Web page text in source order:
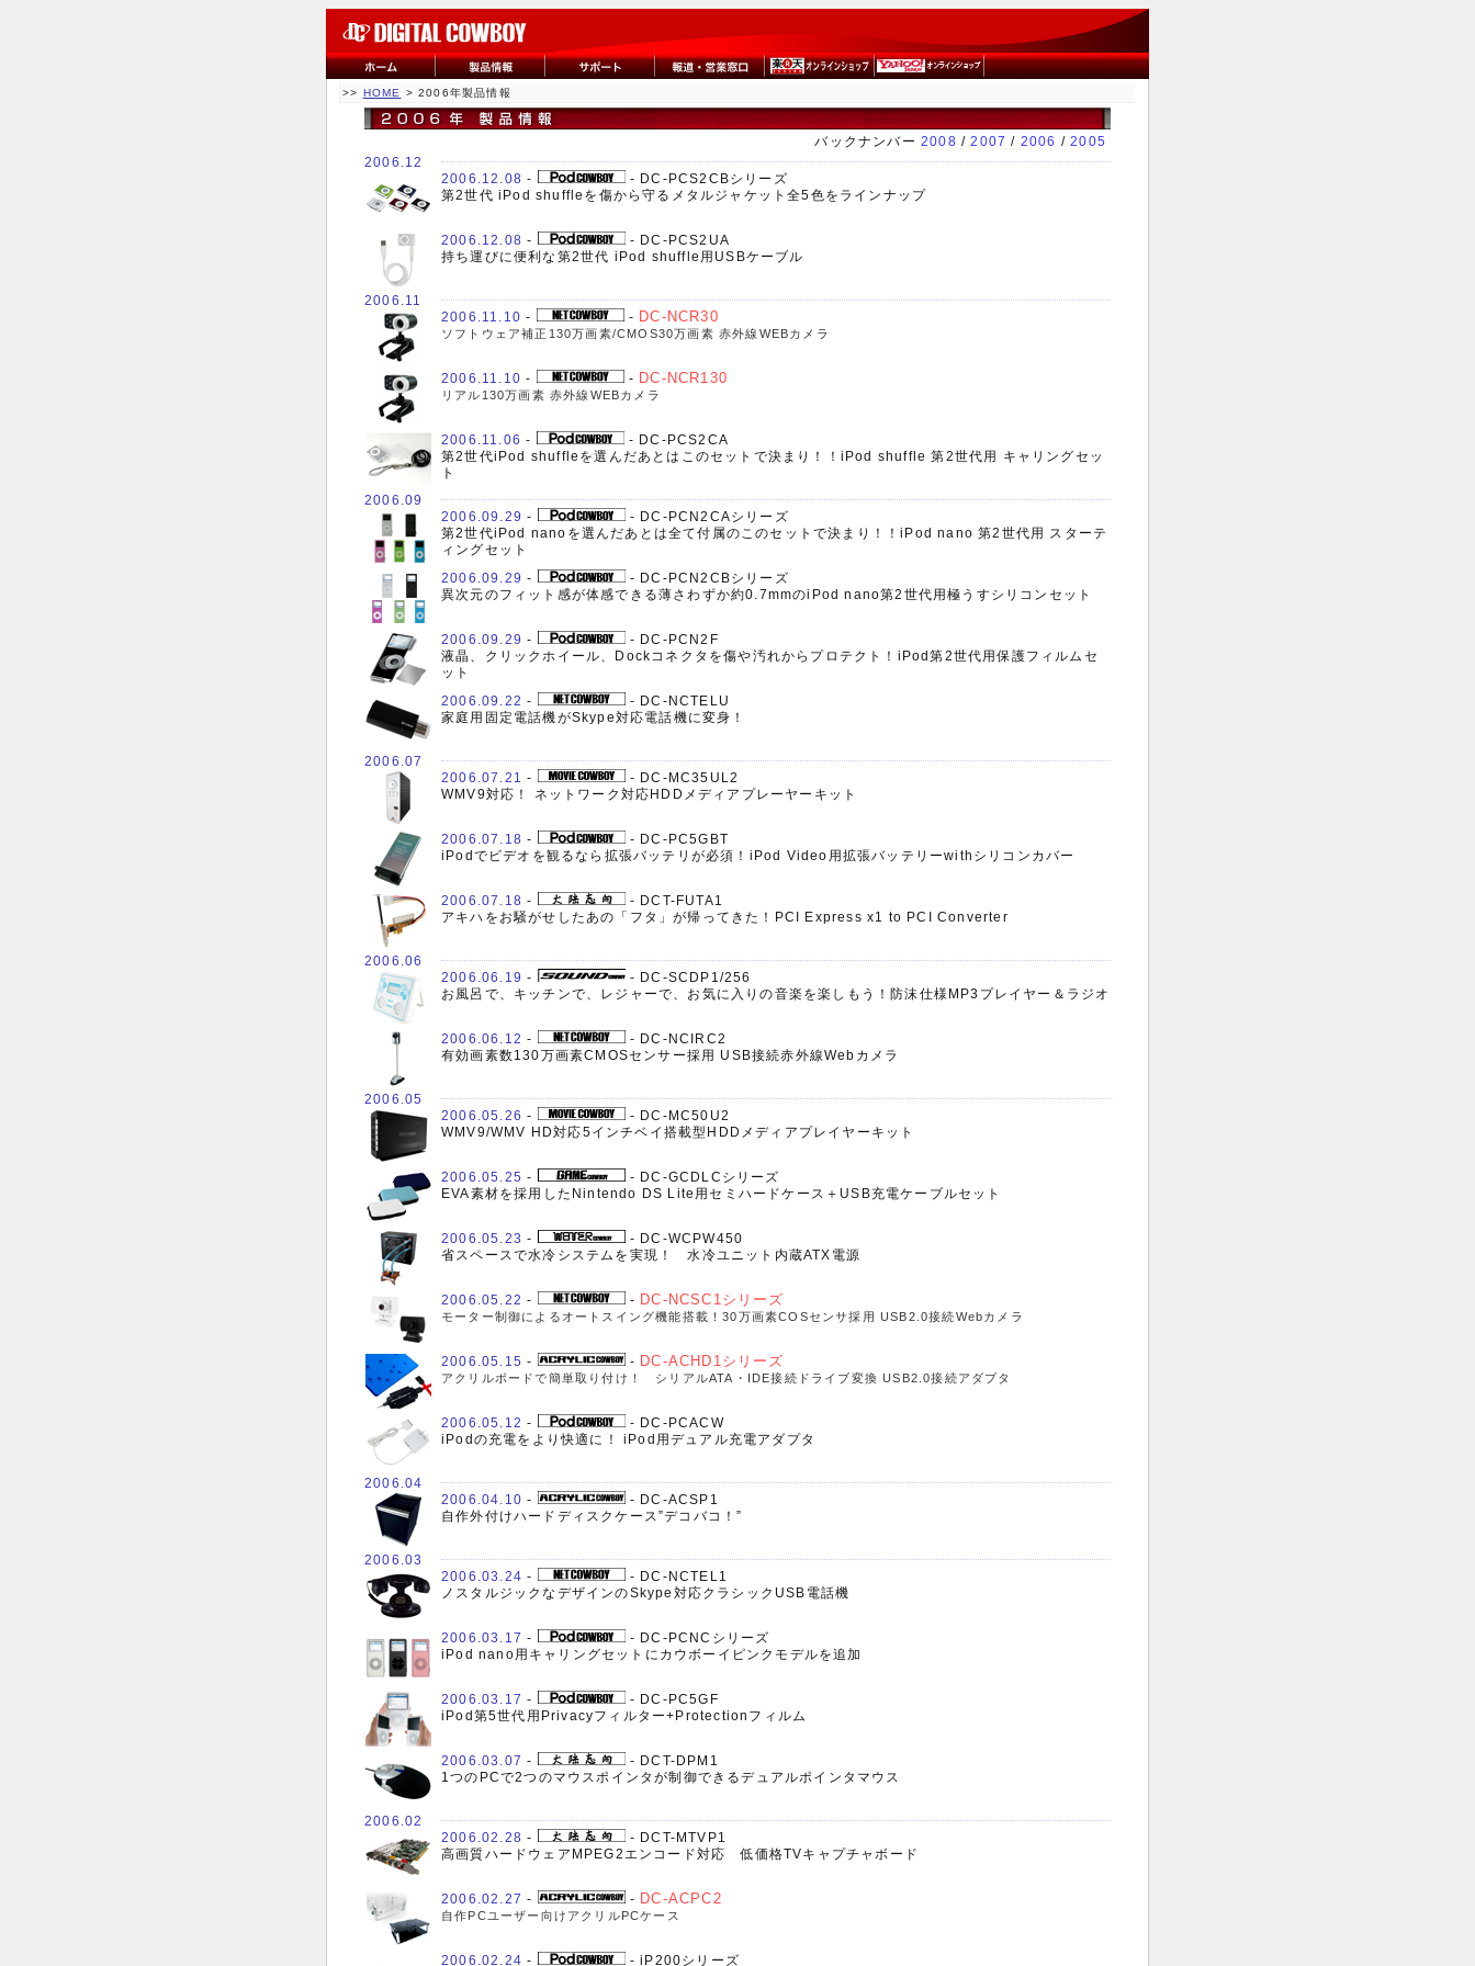
>> HOME > 2006年製品情報
バックナンバー 2008 /2007 / 2006 /2005
2006.12
2006.12.08 -
- DC-PCS2CBシリーズ
第2世代 iPod shuffleを傷から守るメタルジャケット全5色をラインナップ
2006.12.08 -
- DC-PCS2UA
持ち運びに便利な第2世代 iPod shuffle用USBケーブル
2006.11
2006.11.10 - - DC-NCR30
ソフトウェア補正130万画素/CMOS30万画素 赤外線WEBカメラ
2006.11.10 - - DC-NCR130
リアル130万画素 赤外線WEBカメラ
2006.11.06 -
- DC-PCS2CA
第2世代iPod shuffleを選んだあとはこのセットで決まり！！iPod shuffle 第2世代用 キャリングセッ
ト
2006.09
2006.09.29 -
- DC-PCN2CAシリーズ
第2世代iPod nanoを選んだあとは全て付属のこのセットで決まり！！iPod nano 第2世代用 スターテ
ィングセット
2006.09.29 -
- DC-PCN2CBシリーズ
異次元のフィット感が体感できる薄さわずか約0.7mmのiPod nano第2世代用極うすシリコンセット
2006.09.29 -
- DC-PCN2F
液晶、クリックホイール、Dockコネクタを傷や汚れからプロテクト！iPod第2世代用保護フィルムセ
ット
2006.09.22 -
- DC-NCTELU
家庭用固定電話機がSkype対応電話機に変身！
2006.07
2006.07.21 -
- DC-MC35UL2
WMV9対応！ ネットワーク対応HDDメディアプレーヤーキット
2006.07.18 -
- DC-PC5GBT
iPodでビデオを観るなら拡張バッテリが必須！iPod Video用拡張バッテリーwithシリコンカバー
2006.07.18 -
- DCT-FUTA1
アキハをお騒がせしたあの「フタ」が帰ってきた！PCI Express x1 to PCI Converter
2006.06
2006.06.19 -
- DC-SCDP1/256
お風呂で、キッチンで、レジャーで、お気に入りの音楽を楽しもう！防沫仕様MP3プレイヤー＆ラジオ
2006.06.12 -
- DC-NCIRC2
有効画素数130万画素CMOSセンサー採用 USB接続赤外線Webカメラ
2006.05
2006.05.26 -
- DC-MC50U2
WMV9/WMV HD対応5インチベイ搭載型HDDメディアプレイヤーキット
2006.05.25 -
- DC-GCDLCシリーズ
EVA素材を採用したNintendo DS Lite用セミハードケース＋USB充電ケーブルセット
2006.05.23 -
- DC-WCPW450
省スペースで水冷システムを実現！ 水冷ユニット内蔵ATX電源
2006.05.22 - - DC-NCSC1シリーズ
モーター制御によるオートスイング機能搭載！30万画素COSセンサ採用 USB2.0接続Webカメラ
2006.05.15 - - DC-ACHD1シリーズ
アクリルボードで簡単取り付け！ シリアルATA・IDE接続ドライブ変換 USB2.0接続アダプタ
2006.05.12 -
- DC-PCACW
iPodの充電をより快適に！ iPod用デュアル充電アダプタ
2006.04
2006.04.10 -
- DC-ACSP1
自作外付けハードディスクケース”デコバコ！”
2006.03
2006.03.24 -
- DC-NCTEL1
ノスタルジックなデザインのSkype対応クラシックUSB電話機
2006.03.17 -
- DC-PCNCシリーズ
iPod nano用キャリングセットにカウボーイピンクモデルを追加
2006.03.17 -
- DC-PC5GF
iPod第5世代用Privacyフィルター+Protectionフィルム
2006.03.07 -
- DCT-DPM1
1つのPCで2つのマウスポインタが制御できるデュアルポインタマウス
2006.02
2006.02.28 -
- DCT-MTVP1
高画質ハードウェアMPEG2エンコード対応 低価格TVキャプチャボード
2006.02.27 - - DC-ACPC2
自作PCユーザー向けアクリルPCケース
2006.02.24 - - iP200シリーズ